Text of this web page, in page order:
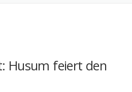
Husum feiert den